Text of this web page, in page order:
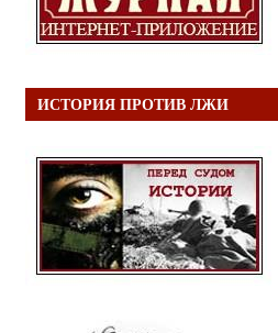
ИСТОРИЯ ПРОТИВ ЛЖИ